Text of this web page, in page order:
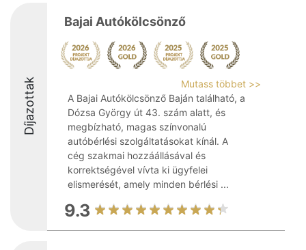
Díjazottak
Bajai Autókölcsönző
Mutass többet >>
A Bajai Autókölcsönző Baján található, a
Dózsa György út 43. szám alatt, és
megbízható, magas színvonalú
autóbérlési szolgáltatásokat kínál. A
cég szakmai hozzáállásával és
korrektségével vívta ki ügyfelei
elismerését, amely minden bérlési ...
9.3